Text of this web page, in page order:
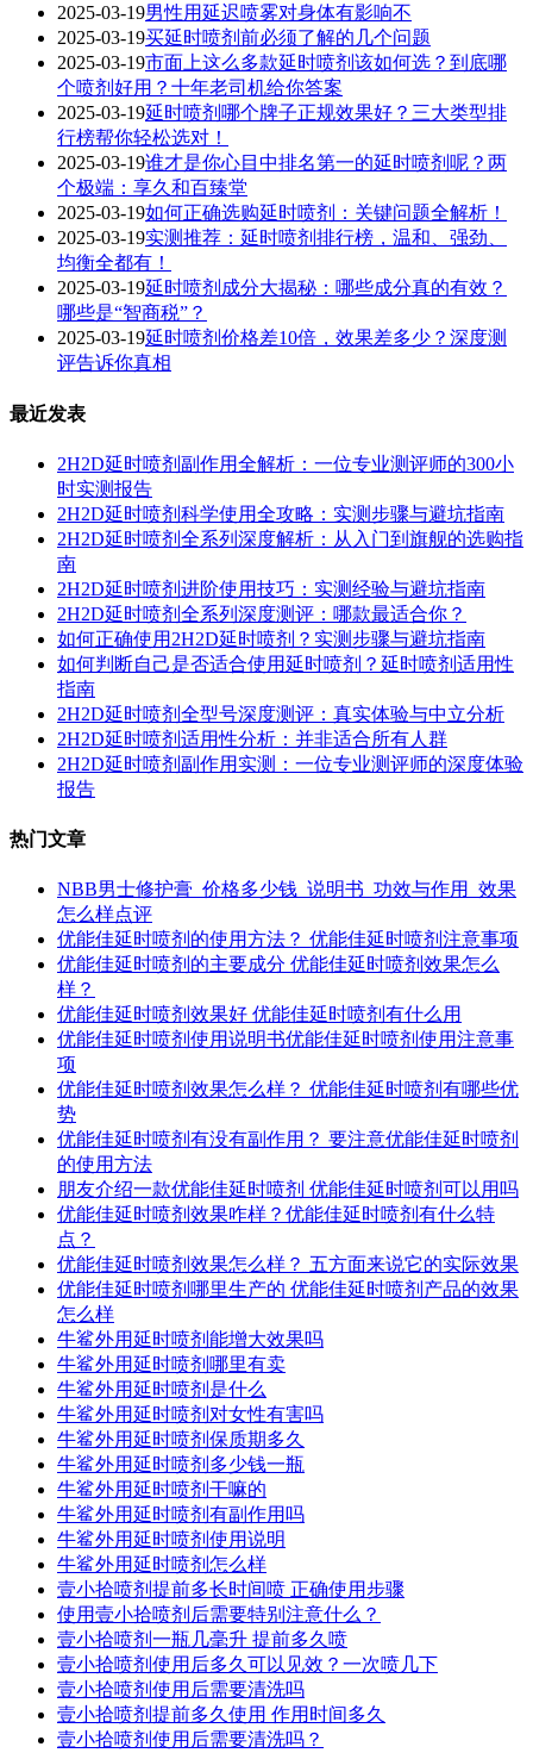
2025-03-19男性用延迟喷雾对身体有影响不
2025-03-19买延时喷剂前必须了解的几个问题
2025-03-19市面上这么多款延时喷剂该如何选？到底哪
个喷剂好用？十年老司机给你答案
2025-03-19延时喷剂哪个牌子正规效果好？三大类型排
行榜帮你轻松选对！
2025-03-19谁才是你心目中排名第一的延时喷剂呢？两
个极端：享久和百臻堂
2025-03-19如何正确选购延时喷剂：关键问题全解析！
2025-03-19实测推荐：延时喷剂排行榜，温和、强劲、
均衡全都有！
2025-03-19延时喷剂成分大揭秘：哪些成分真的有效？
哪些是“智商税”？
2025-03-19延时喷剂价格差10倍，效果差多少？深度测
评告诉你真相
最近发表
2H2D延时喷剂副作用全解析：一位专业测评师的300小
时实测报告
2H2D延时喷剂科学使用全攻略：实测步骤与避坑指南
2H2D延时喷剂全系列深度解析：从入门到旗舰的选购指
南
2H2D延时喷剂进阶使用技巧：实测经验与避坑指南
2H2D延时喷剂全系列深度测评：哪款最适合你？
如何正确使用2H2D延时喷剂？实测步骤与避坑指南
如何判断自己是否适合使用延时喷剂？延时喷剂适用性
指南
2H2D延时喷剂全型号深度测评：真实体验与中立分析
2H2D延时喷剂适用性分析：并非适合所有人群
2H2D延时喷剂副作用实测：一位专业测评师的深度体验
报告
热门文章
NBB男士修护膏_价格多少钱_说明书_功效与作用_效果
怎么样点评
优能佳延时喷剂的使用方法？ 优能佳延时喷剂注意事项
优能佳延时喷剂的主要成分 优能佳延时喷剂效果怎么
样？
优能佳延时喷剂效果好 优能佳延时喷剂有什么用
优能佳延时喷剂使用说明书优能佳延时喷剂使用注意事
项
优能佳延时喷剂效果怎么样？ 优能佳延时喷剂有哪些优
势
优能佳延时喷剂有没有副作用？ 要注意优能佳延时喷剂
的使用方法
朋友介绍一款优能佳延时喷剂 优能佳延时喷剂可以用吗
优能佳延时喷剂效果咋样？优能佳延时喷剂有什么特
点？
优能佳延时喷剂效果怎么样？ 五方面来说它的实际效果
优能佳延时喷剂哪里生产的 优能佳延时喷剂产品的效果
怎么样
牛鲨外用延时喷剂能增大效果吗
牛鲨外用延时喷剂哪里有卖
牛鲨外用延时喷剂是什么
牛鲨外用延时喷剂对女性有害吗
牛鲨外用延时喷剂保质期多久
牛鲨外用延时喷剂多少钱一瓶
牛鲨外用延时喷剂干嘛的
牛鲨外用延时喷剂有副作用吗
牛鲨外用延时喷剂使用说明
牛鲨外用延时喷剂怎么样
壹小拾喷剂提前多长时间喷 正确使用步骤
使用壹小拾喷剂后需要特别注意什么？
壹小拾喷剂一瓶几毫升 提前多久喷
壹小拾喷剂使用后多久可以见效？一次喷几下
壹小拾喷剂使用后需要清洗吗
壹小拾喷剂提前多久使用 作用时间多久
壹小拾喷剂使用后需要清洗吗？